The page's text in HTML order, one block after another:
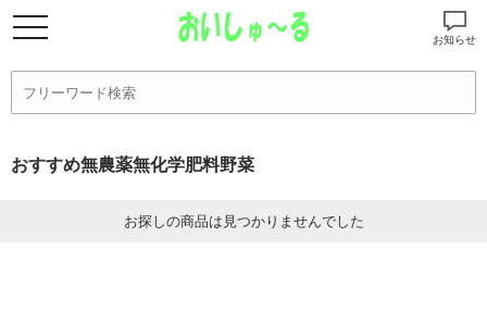
お知らせ
おすすめ無農薬無化学肥料野菜
お探しの商品は見つかりませんでした